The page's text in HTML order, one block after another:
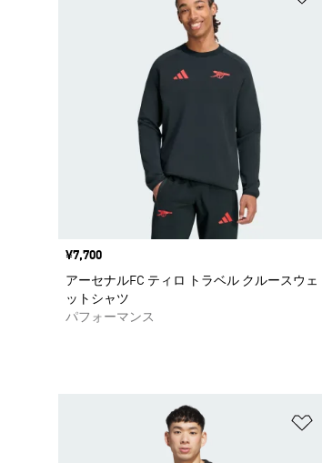
価格
¥7,700
アーセナルFC ティロ トラベル クルースウェ
ットシャツ
パフォーマンス